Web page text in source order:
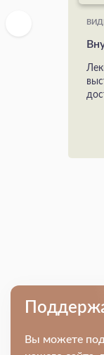
Вы можете